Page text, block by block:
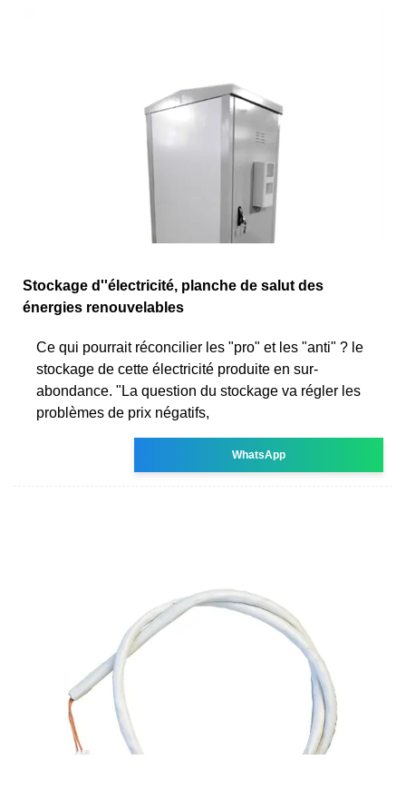
Stockage d''électricité, planche de salut des
énergies renouvelables
Ce qui pourrait réconcilier les "pro" et les "anti" ? le
stockage de cette électricité produite en sur-
abondance. "La question du stockage va régler les
problèmes de prix négatifs,
WhatsApp